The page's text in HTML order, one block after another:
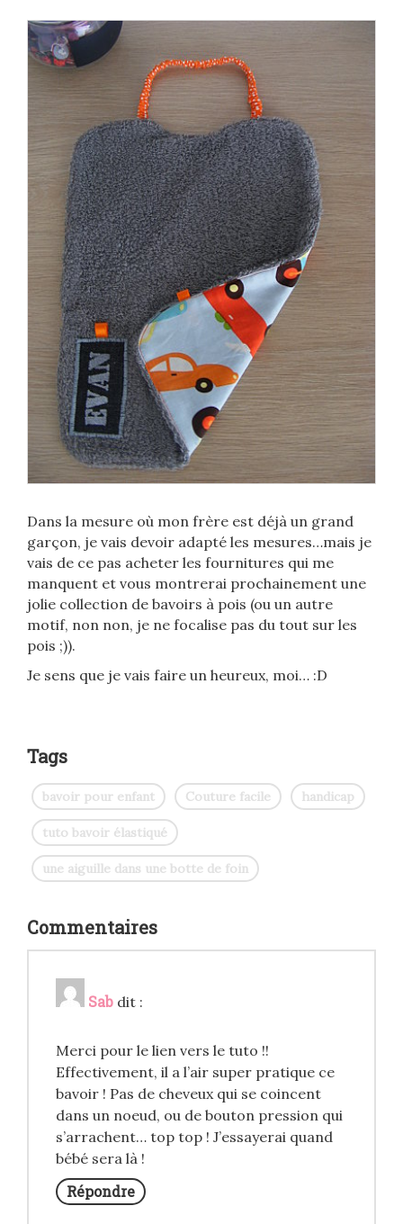
Dans la mesure où mon frère est déjà un grand
garçon, je vais devoir adapté les mesures…mais je
vais de ce pas acheter les fournitures qui me
manquent et vous montrerai prochainement une
jolie collection de bavoirs à pois (ou un autre
motif, non non, je ne focalise pas du tout sur les
pois ;)).
Je sens que je vais faire un heureux, moi… :D
Tags
bavoir pour enfant Couture facile handicap
tuto bavoir élastiqué
une aiguille dans une botte de foin
Commentaires
Sab dit :
Merci pour le lien vers le tuto !!
Effectivement, il a l’air super pratique ce
bavoir ! Pas de cheveux qui se coincent
dans un noeud, ou de bouton pression qui
s’arrachent… top top ! J’essayerai quand
bébé sera là !
Répondre